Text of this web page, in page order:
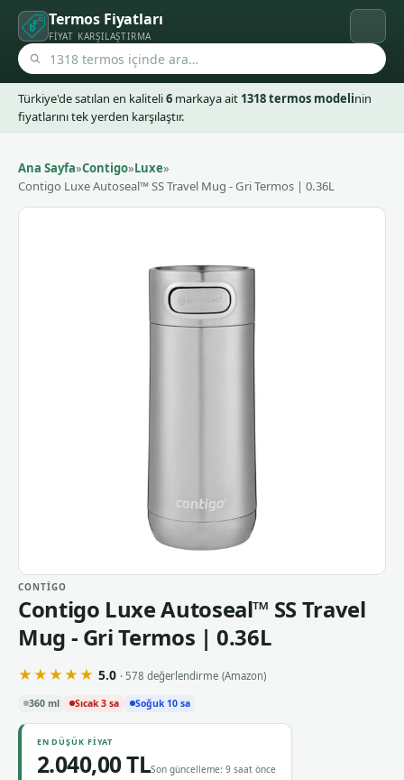
Termos Fiyatları
FIYAT KARŞILAŞTIRMA
Türkiye'de satılan en kaliteli6 markaya ait 1318 termos modelinin
fiyatlarını tek yerden karşılaştır.
Ana Sayfa»Contigo»Luxe»
Contigo Luxe Autoseal™ SS Travel Mug - Gri Termos | 0.36L
CONTIGO
Contigo Luxe Autoseal™ SS Travel
Mug - Gri Termos | 0.36L
★★★★★ 5.0 · 578 değerlendirme (Amazon)
360 ml Sıcak 3 sa Soğuk 10 sa
EN DÜŞÜK FIYAT
2.040,00 TLSon güncelleme: 9 saat önce